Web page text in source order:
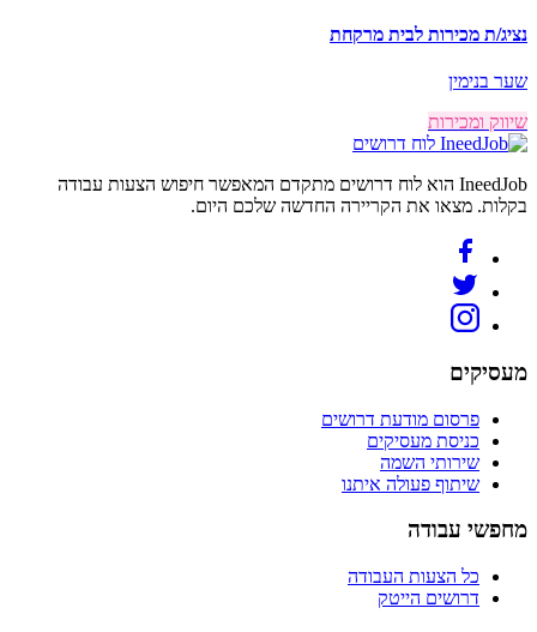
נציג/ת מכירות לבית מרקחת
שער בנימין
שיווק ומכירות
לוח דרושים
IneedJob הוא לוח דרושים מתקדם המאפשר חיפוש הצעות עבודה
בקלות. מצאו את הקריירה החדשה שלכם היום.
מעסיקים
פרסום מודעת דרושים
כניסת מעסיקים
שירותי השמה
שיתוף פעולה איתנו
מחפשי עבודה
כל הצעות העבודה
דרושים הייטק